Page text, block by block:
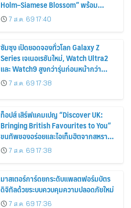
Holm–Siamese Blossom” พร้อม
ส่วนลดและสิทธิพิเศษถึง 31 สิงหาคม
2569
7 ส.ค. 69 17:40
ซัมซุง เปิดยอดจองทั่วโลก Galaxy Z
Series เจเนอเรชันใหม่, Watch Ultra2
และ Watch9 สูงกว่ารุ่นก่อนหน้ากว่า
30%7 ส.ค. 69 17:38
ท็อปส์ เสิร์ฟแคมเปญ “Discover UK:
Bringing British Favourites to You”
ขนทัพของอร่อยและไอเท็มฮิตจากสหราช
อาณาจักร ส่งตรงถึงมือตั้งแต่วันนี้ – 18
สิงหาคมนี้
7 ส.ค. 69 17:38
มาสเตอร์การ์ดยกระดับแพลตฟอร์มบัตร
ดิจิทัลด้วยระบบควบคุมความปลอดภัยใหม่
7 ส.ค. 69 17:36